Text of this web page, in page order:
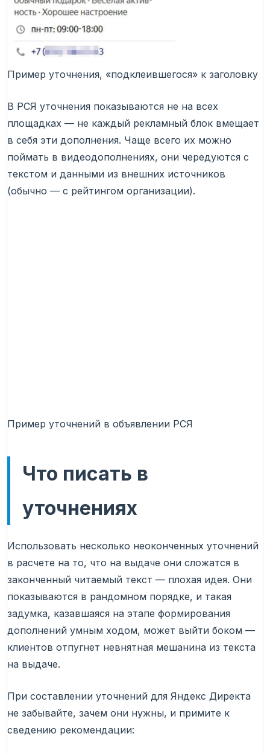
Пример уточнения, «подклеившегося» к заголовку
В РСЯ уточнения показываются не на всех
площадках — не каждый рекламный блок вмещает
в себя эти дополнения. Чаще всего их можно
поймать в видеодополнениях, они чередуются с
текстом и данными из внешних источников
(обычно — с рейтингом организации).
Пример уточнений в объявлении РСЯ
Что писать в
уточнениях
Использовать несколько неоконченных уточнений
в расчете на то, что на выдаче они сложатся в
законченный читаемый текст — плохая идея. Они
показываются в рандомном порядке, и такая
задумка, казавшаяся на этапе формирования
дополнений умным ходом, может выйти боком —
клиентов отпугнет невнятная мешанина из текста
на выдаче.
При составлении уточнений для Яндекс Директа
не забывайте, зачем они нужны, и примите к
сведению рекомендации: